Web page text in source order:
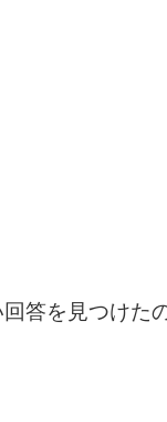
答を見つけた